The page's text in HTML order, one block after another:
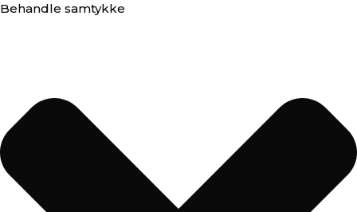
Behandle samtykke